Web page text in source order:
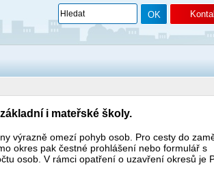
i mateřské školy.
výrazně omezí pohyb osob. Pro cesty do
okres pak čestné prohlášení nebo formulář s
osob. V rámci opatření o uzavření okresů je